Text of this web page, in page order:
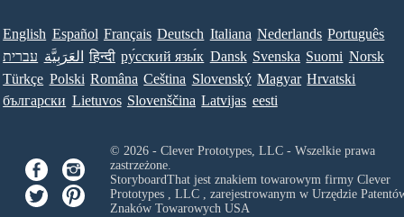
English Español Français Deutsch Italiana Nederlands Português
עברית العَرَبِيَّة हिन्दी ру́сский язы́к Dansk Svenska Suomi Norsk
Türkçe Polski Româna Ceština Slovenský Magyar Hrvatski
български Lietuvos Slovenščina Latvijas eesti
© 2026 - Clever Prototypes, LLC - Wszelkie prawa
zastrzeżone.
StoryboardThat jest znakiem towarowym firmy Clever
Prototypes , LLC, zarejestrowanym w Urzędzie
Znaków Towarowych USA